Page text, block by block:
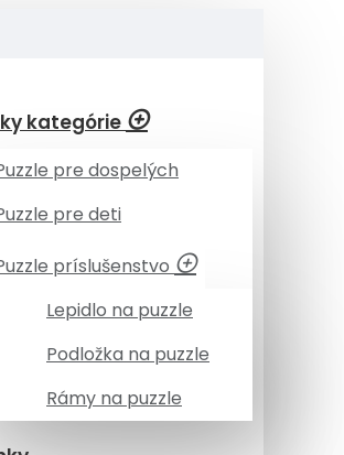
kategórie
pre dospelých
pre deti
príslušenstvo
Lepidlo na puzzle
Podložka na puzzle
Rámy na puzzle